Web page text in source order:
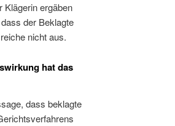
Klägerin ergäben
der Beklagte
nicht aus.
hat das
dass beklagte